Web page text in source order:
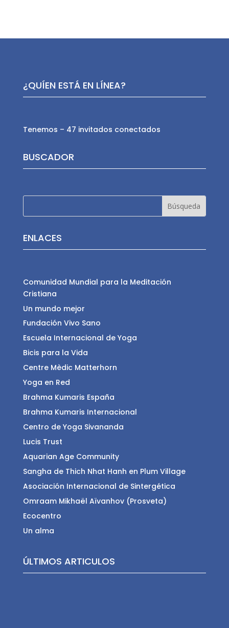
¿QUÍEN ESTÁ EN LÍNEA?
Tenemos – 47 invitados conectados
BUSCADOR
ENLACES
Comunidad Mundial para la Meditación
Cristiana
Un mundo mejor
Fundación Vivo Sano
Escuela Internacional de Yoga
Bicis para la Vida
Centre Mèdic Matterhorn
Yoga en Red
Brahma Kumaris España
Brahma Kumaris Internacional
Centro de Yoga Sivananda
Lucis Trust
Aquarian Age Community
Sangha de Thich Nhat Hanh en Plum Village
Asociación Internacional de Sintergética
Omraam Mikhaël Aïvanhov (Prosveta)
Ecocentro
Un alma
ÚLTIMOS ARTICULOS